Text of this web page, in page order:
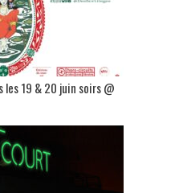
19 & 20 juin soirs @